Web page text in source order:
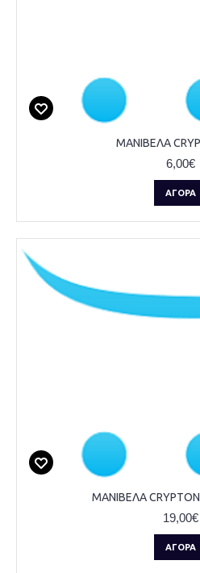
ΜΑΝΙΒΕΛΑ
6,00€
ΑΓΟΡΆ
ΜΑΝΙΒΕΛΑ
19,00€
ΑΓΟΡΆ